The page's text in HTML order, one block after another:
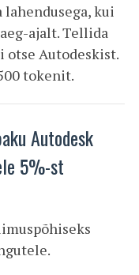
lahendusega, kui
ajalt. Tellida
otse Autodeskist.
tokenit.
Autodesk
5%-st